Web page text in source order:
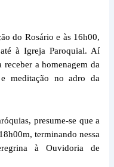
do Rosário e às 16h00,
à Igreja Paroquial. Aí
receber a homenagem da
meditação no adro da
presume-se que a
terminando nessa
à Ouvidoria de